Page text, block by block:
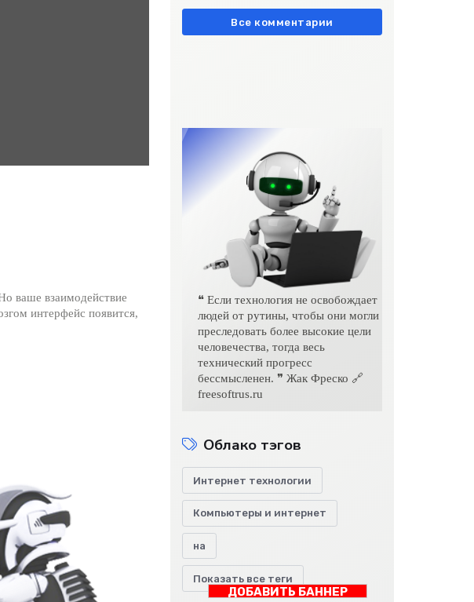
ваше взаимодействие
интерфейс появится,
подчеркивает остроту
Все комментарии
❝ Если технология не освобождает
людей от рутины, чтобы они могли
преследовать более высокие цели
человечества, тогда весь
технический прогресс
бессмысленен. ❞ Жак Фреско 🔗
freesoftrus.ru
Облако тэгов
Интернет технологии
Компьютеры и интернет
на
Показать все теги
ДОБАВИТЬ БАННЕР